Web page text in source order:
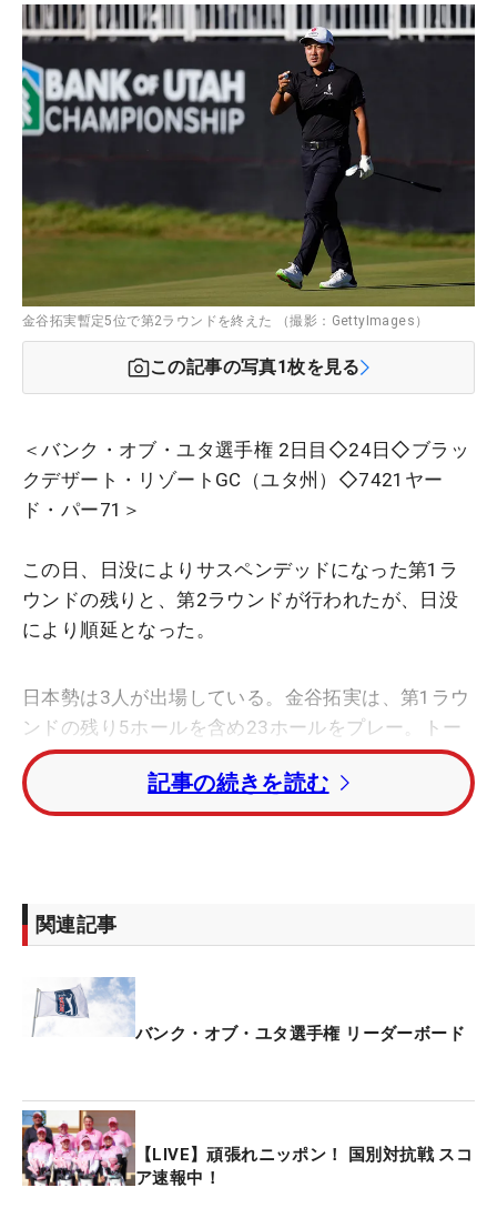
金谷拓実暫定5位で第2ラウンドを終えた （撮影：GettyImages）
この記事の写真1枚を見る
＜バンク・オブ・ユタ選手権 2日目◇24日◇ブラッ
クデザート・リゾートGC（ユタ州）◇7421ヤー
ド・パー71＞
この日、日没によりサスペンデッドになった第1ラ
ウンドの残りと、第2ラウンドが行われたが、日没
により順延となった。
日本勢は3人が出場している。金谷拓実は、第1ラウ
ンドの残り5ホールを含め23ホールをプレー。トー
タル8アンダー・暫定5位でホールアウトしている。
大西魁斗は前日の残り6ホールを含めた24ホールを
日「70」で回りトータル2オーバー・暫定94位タイ
にいる。
トータル10アンダーの暫定トップは、マイケル・ブ
レナン（米国）。1打差2位タイにジャスティン・ロ
第2ラウンドは25日の米東部時間午前10時00分に再
開する。
記事の続きを読む
関連記事
バンク・オブ・ユタ選手権 リーダーボード
【LIVE】頑張れニッポン！ 国別対抗戦 スコ
ア速報中！